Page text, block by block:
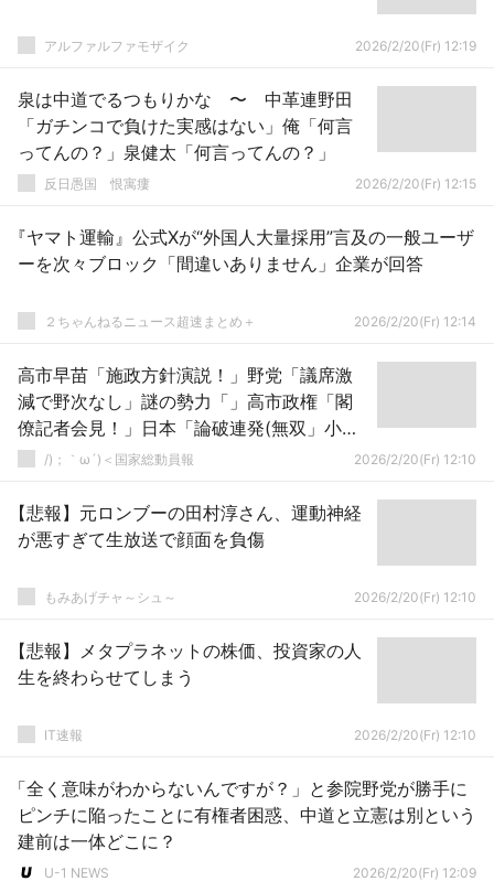
アルファルファモザイク 2026/2/20(Fr) 12:19
泉は中道でるつもりかな 〜 中革連野田
「ガチンコで負けた実感はない」俺「何言
ってんの？」泉健太「何言ってんの？」
反日愚国 恨寓瘻 2026/2/20(Fr) 12:15
『ヤマト運輸』公式Xが“外国人大量採用”言及の一般ユーザ
ーを次々ブロック「間違いありません」企業が回答
２ちゃんねるニュース超速まとめ＋ 2026/2/20(Fr) 12:14
高市早苗「施政方針演説！」野党「議席激
減で野次なし」謎の勢力「」高市政権「閣
僚記者会見！」日本「論破連発(無双」小泉
進次郎と小野田紀美「粛々と対応(動画」→
/)；｀ω´)＜国家総動員報 2026/2/20(Fr) 12:10
【悲報】元ロンブーの田村淳さん、運動神経
が悪すぎて生放送で顔面を負傷
もみあげチャ～シュ～ 2026/2/20(Fr) 12:10
【悲報】メタプラネットの株価、投資家の人
生を終わらせてしまう
IT速報 2026/2/20(Fr) 12:10
「全く意味がわからないんですが？」と参院野党が勝手に
ピンチに陥ったことに有権者困惑、中道と立憲は別という
建前は一体どこに？
U-1 NEWS 2026/2/20(Fr) 12:09